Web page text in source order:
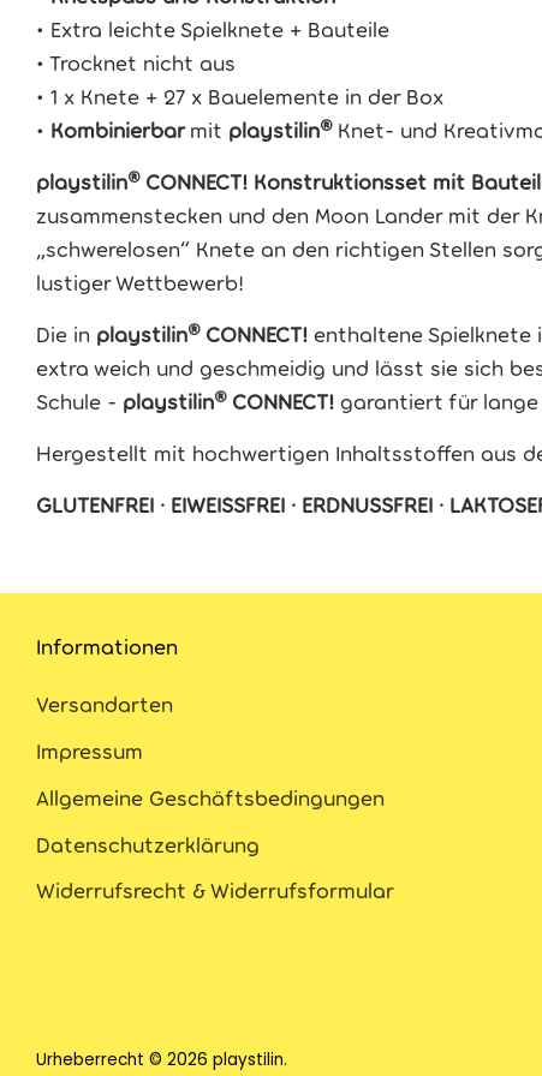
• Extra leichte Spielknete + Bauteile
• Trocknet nicht aus
• 1 x Knete + 27 x Bauelemente in der Box
• Kombinierbarmit playstilin®Knet- und
playstilin® CONNECT! Konstruktionsset mit
zusammenstecken und den Moon Lander mit
„schwerelosen“ Knete an den richtigen Stellen
lustiger Wettbewerb!
Die in playstilin® CONNECT! enthaltene Spielknete
extra weich und geschmeidig und lässt sie sich
Schule - playstilin® CONNECT! garantiert für lange
Hergestellt mit hochwertigen Inhaltsstoffen aus
GLUTENFREI · EIWEISSFREI · ERDNUSSFREI ·
Informationen
Versandarten
Impressum
Allgemeine Geschäftsbedingungen
Datenschutzerklärung
Widerrufsrecht & Widerrufsformular
Urheberrecht © 2026 playstilin.